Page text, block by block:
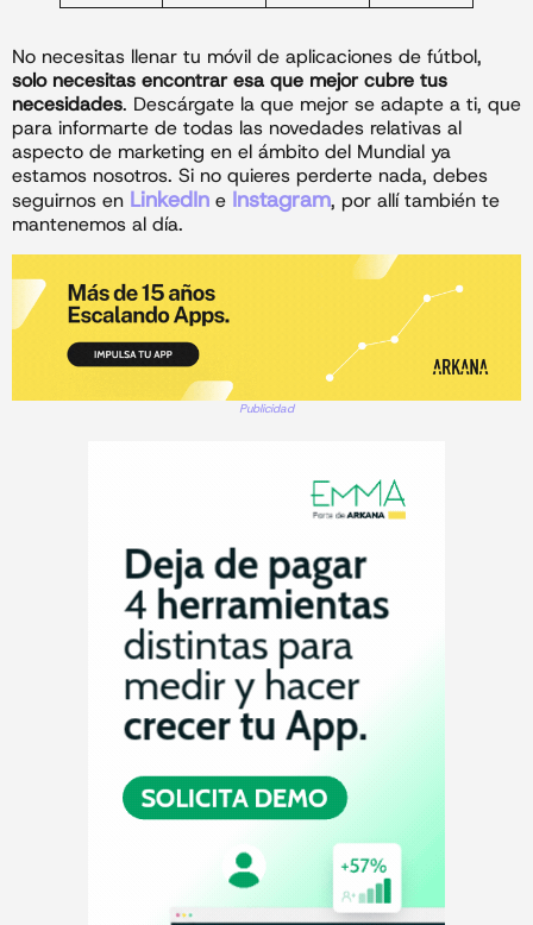
No necesitas llenar tu móvil de aplicaciones de fútbol,
solo necesitas encontrar esa que mejor cubre tus
necesidades. Descárgate la que mejor se adapte a ti, que
para informarte de todas las novedades relativas al
aspecto de marketing en el ámbito del Mundial ya
estamos nosotros. Si no quieres perderte nada, debes
seguirnos en LinkedIn e Instagram, por allí también te
mantenemos al día.
Publicidad